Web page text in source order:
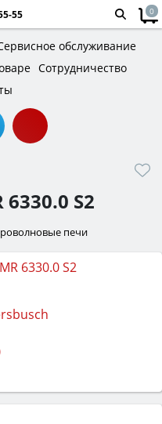
55 0
обслуживание
Сотрудничество
6330.0 S2
печи